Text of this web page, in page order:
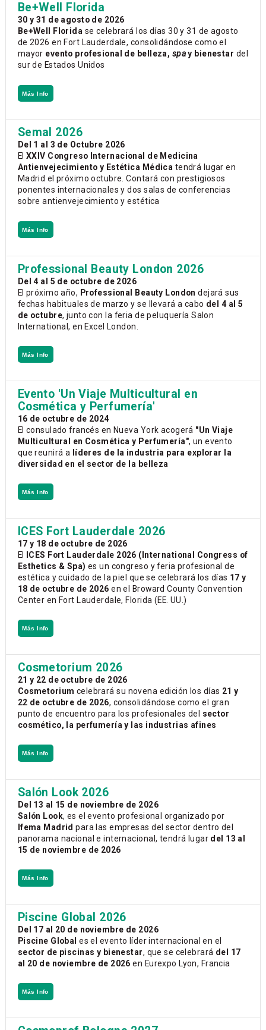
Be+Well Florida
30 y 31 de agosto de 2026
Be+Well Florida se celebrará los días 30 y 31 de agosto
de 2026 en Fort Lauderdale, consolidándose como el
mayor evento profesional de belleza, spay bienestar del
sur de Estados Unidos
Más Info
Semal 2026
Del 1 al 3 de Octubre 2026
El XXIV Congreso Internacional de Medicina
Antienvejecimiento y Estética Médica tendrá lugar en
Madrid el próximo octubre. Contará con prestigiosos
ponentes internacionales y dos salas de conferencias
sobre antienvejecimiento y estética
Más Info
Professional Beauty London 2026
Del 4 al 5 de octubre de 2026
El próximo año, Professional Beauty London dejará sus
fechas habituales de marzo y se llevará a cabo del 4 al 5
de octubre, junto con la feria de peluquería Salon
International, en Excel London.
Más Info
Evento 'Un Viaje Multicultural en
Cosmética y Perfumería'
16 de octubre de 2024
El consulado francés en Nueva York acogerá "Un Viaje
Multicultural en Cosmética y Perfumería", un evento
que reunirá a
líderes de la industria para explorar la
diversidad en el sector de la belleza
Más Info
ICES Fort Lauderdale 2026
17 y 18 de octubre de 2026
El
ICES Fort Lauderdale 2026 (International Congress of
Esthetics & Spa) es un congreso y feria profesional de
estética y cuidado de la piel que se celebrará los días 17 y
18 de octubre de 2026 en el Broward County Convention
Center en Fort Lauderdale, Florida (EE. UU.)
Más Info
Cosmetorium 2026
21 y 22 de octubre de 2026
Cosmetorium celebrará su novena edición los días 21 y
22 de octubre de 2026, consolidándose como el gran
punto de encuentro para los profesionales del
sector
cosmético, la perfumería y las industrias afines
Más Info
Salón Look 2026
Del 13 al 15 de noviembre de 2026
Salón Look, es el evento profesional organizado por
Ifema Madrid para las empresas del sector dentro del
panorama nacional e internacional, tendrá lugar del 13 al
15 de noviembre de 2026
Más Info
Piscine Global 2026
Del 17 al 20 de noviembre de 2026
Piscine Global es el evento líder internacional en el
sector de piscinas y bienestar, que se celebrará del 17
al 20 de noviembre de 2026 en Eurexpo Lyon, Francia
Más Info